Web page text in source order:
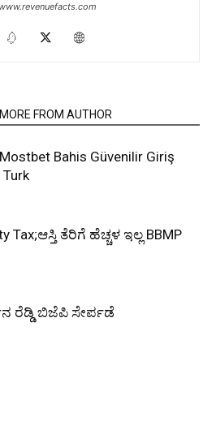
MORE FROM AUTHOR
Bahis Güvenilir Giriş
Tax;ಆಸ್ತಿ ತೆರಿಗೆ ಹೆಚ್ಚಳ ಇಲ್ಲ BBMP
ರೆಡ್ಡಿ ಬಿಜೆಪಿ ಸೇರ್ಪಡೆ